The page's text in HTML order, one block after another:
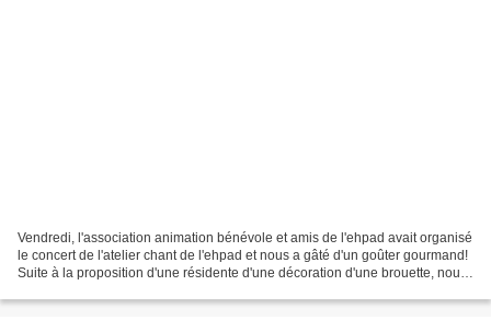
Vendredi, l'association animation bénévole et amis de l'ehpad avait organisé
le concert de l'atelier chant de l'ehpad et nous a gâté d'un goûter gourmand!
Suite à la proposition d'une résidente d'une décoration d'une brouette, nous